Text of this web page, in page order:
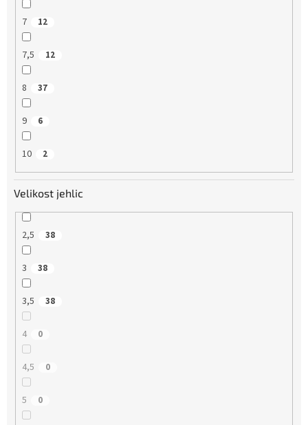
7 12
7,5 12
8 37
9 6
10 2
Velikost jehlic
2,5 38
3 38
3,5 38
4 0
4,5 0
5 0